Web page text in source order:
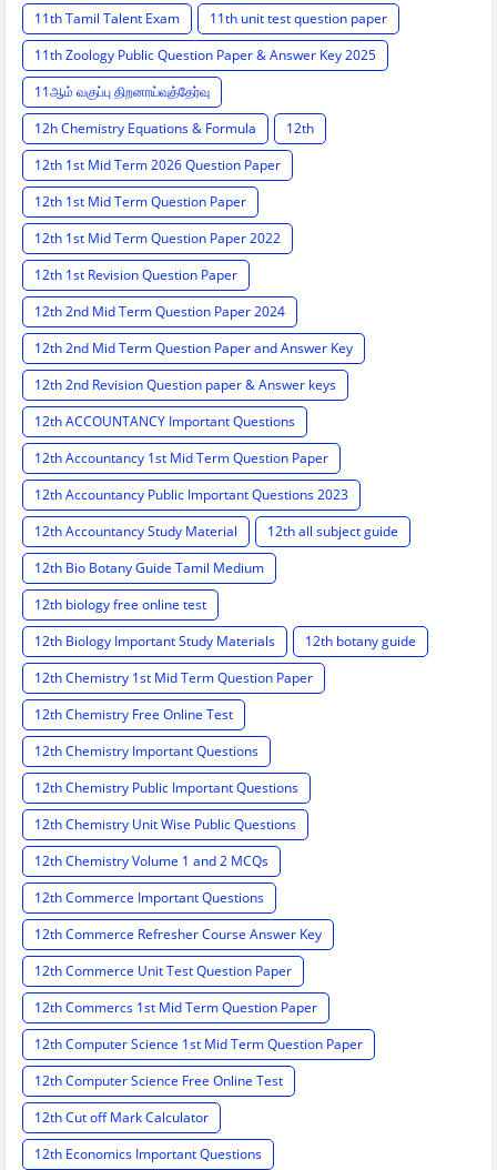
11th Tamil Talent Exam
11th unit test question paper
11th Zoology Public Question Paper & Answer Key 2025
11ஆம் வகுப்பு திறனாய்வுத்தேர்வு
12h Chemistry Equations & Formula
12th
12th 1st Mid Term 2026 Question Paper
12th 1st Mid Term Question Paper
12th 1st Mid Term Question Paper 2022
12th 1st Revision Question Paper
12th 2nd Mid Term Question Paper 2024
12th 2nd Mid Term Question Paper and Answer Key
12th 2nd Revision Question paper & Answer keys
12th ACCOUNTANCY Important Questions
12th Accountancy 1st Mid Term Question Paper
12th Accountancy Public Important Questions 2023
12th Accountancy Study Material
12th all subject guide
12th Bio Botany Guide Tamil Medium
12th biology free online test
12th Biology Important Study Materials
12th botany guide
12th Chemistry 1st Mid Term Question Paper
12th Chemistry Free Online Test
12th Chemistry Important Questions
12th Chemistry Public Important Questions
12th Chemistry Unit Wise Public Questions
12th Chemistry Volume 1 and 2 MCQs
12th Commerce Important Questions
12th Commerce Refresher Course Answer Key
12th Commerce Unit Test Question Paper
12th Commercs 1st Mid Term Question Paper
12th Computer Science 1st Mid Term Question Paper
12th Computer Science Free Online Test
12th Cut off Mark Calculator
12th Economics Important Questions